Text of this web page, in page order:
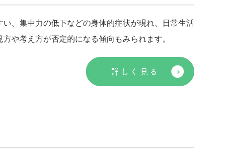
、集中力の低下などの身体的症状が現れ、日常生活
や考え方が否定的になる傾向もみられます。
詳しく見る